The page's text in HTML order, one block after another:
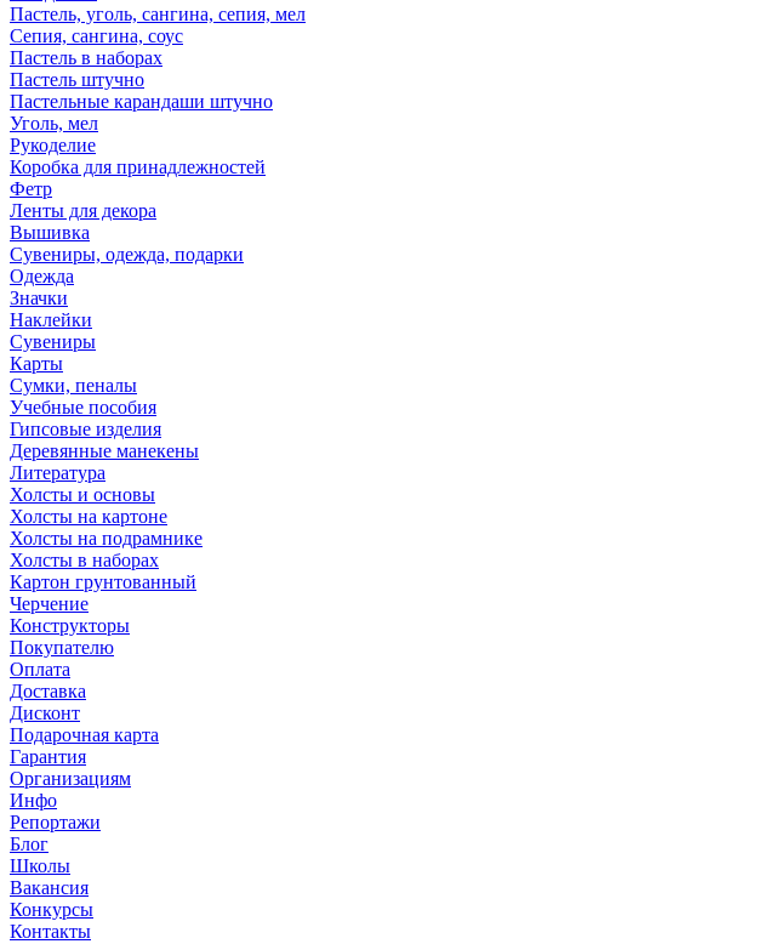
Пастель, уголь, сангина, сепия, мел
Сепия, сангина, соус
Пастель в наборах
Пастель штучно
Пастельные карандаши штучно
Уголь, мел
Рукоделие
Коробка для принадлежностей
Фетр
Ленты для декора
Вышивка
Сувениры, одежда, подарки
Одежда
Значки
Наклейки
Сувениры
Карты
Сумки, пеналы
Учебные пособия
Гипсовые изделия
Деревянные манекены
Литература
Холсты и основы
Холсты на картоне
Холсты на подрамнике
Холсты в наборах
Картон грунтованный
Черчение
Конструкторы
Покупателю
Оплата
Доставка
Дисконт
Подарочная карта
Гарантия
Организациям
Инфо
Репортажи
Блог
Школы
Вакансия
Конкурсы
Контакты